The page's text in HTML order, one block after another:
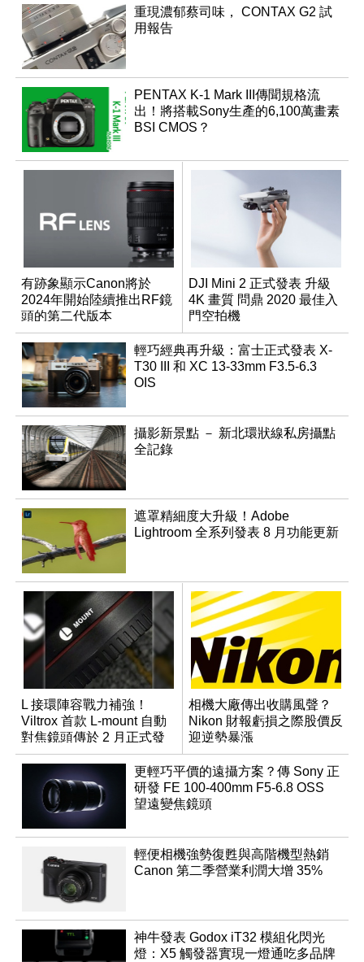
重現濃郁蔡司味， CONTAX G2 試
用報告
PENTAX K-1 Mark III傳聞規格流
出！將搭載Sony生產的6,100萬畫素
BSI CMOS？
有跡象顯示Canon將於
2024年開始陸續推出RF鏡
頭的第二代版本
DJI Mini 2 正式發表 升級
4K 畫質 問鼎 2020 最佳入
門空拍機
輕巧經典再升級：富士正式發表 X-
T30 III 和 XC 13-33mm F3.5-6.3
OIS
攝影新景點 － 新北環狀線私房攝點
全記錄
遮罩精細度大升級！Adobe
Lightroom 全系列發表 8 月功能更新
L 接環陣容戰力補強！
Viltrox 首款 L-mount 自動
對焦鏡頭傳於 2 月正式發
表
相機大廠傳出收購風聲？
Nikon 財報虧損之際股價反
迎逆勢暴漲
更輕巧平價的遠攝方案？傳 Sony 正
研發 FE 100-400mm F5-6.8 OSS
望遠變焦鏡頭
輕便相機強勢復甦與高階機型熱銷
Canon 第二季營業利潤大增 35%
神牛發表 Godox iT32 模組化閃光
燈：X5 觸發器實現一燈通吃多品牌